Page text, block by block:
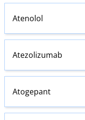
Atenolol
Atezolizumab
Atogepant